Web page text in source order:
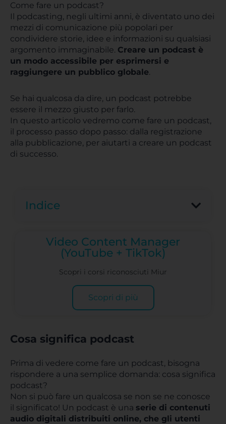
Come fare un podcast?
Il podcasting, negli ultimi anni, è diventato uno dei
mezzi di comunicazione più popolari per
condividere storie, idee e informazioni su qualsiasi
argomento immaginabile. Creare un podcast è
un modo accessibile per esprimersi e
raggiungere un pubblico globale.
Se hai qualcosa da dire, un podcast potrebbe
essere il mezzo giusto per farlo.
In questo articolo vedremo come fare un podcast,
il processo passo dopo passo: dalla registrazione
alla pubblicazione, per aiutarti a creare un podcast
di successo.
Indice
Video Content Manager
(YouTube + TikTok)
Scopri i corsi riconosciuti Miur
Scopri di più
Cosa significa podcast
Prima di vedere come fare un podcast, bisogna
rispondere a una semplice domanda: cosa significa
podcast?
Non si può fare un qualcosa se non se ne conosce
il significato! Un podcast è una serie di contenuti
audio digitali distribuiti online, che gli utenti